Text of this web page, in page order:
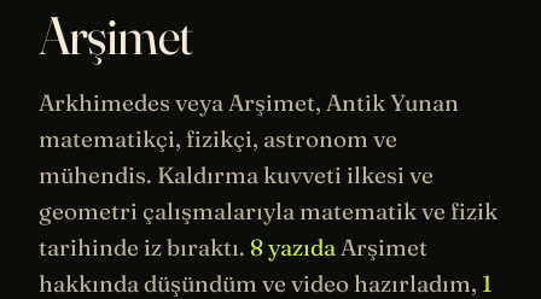
Arşimet
Arkhimedes veya Arşimet, Antik Yunan
matematikçi, fizikçi, astronom ve
mühendis. Kaldırma kuvveti ilkesi ve
geometri çalışmalarıyla matematik ve fizik
tarihinde iz bıraktı. 8 yazıda Arşimet
hakkında düşündüm ve video hazırladım, 1